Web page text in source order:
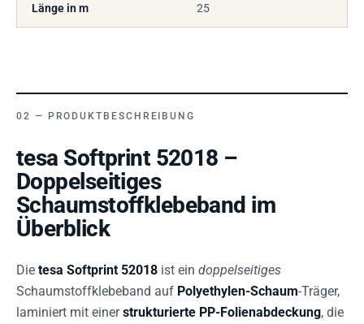
Länge in m 25
PRODUKTBESCHREIBUNG
tesa Softprint 52018 –
Doppelseitiges
Schaumstoffklebeband im
Überblick
Die tesa Softprint 52018 ist ein doppelseitiges
Schaumstoffklebeband auf Polyethylen-Schaum-Träger,
laminiert mit einerstrukturierte PP-Folienabdeckung, die